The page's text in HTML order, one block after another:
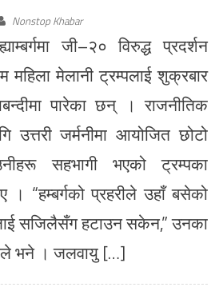
Nonstop Khabar
जी–२० विरुद्ध प्रदर्शन
मेलानी ट्रम्पलाई शुक्रबार
पारेका छन् । राजनीतिक
उत्तरी जर्मनीमा आयोजित छोटो
सहभागी भएको ट्रम्पका
। “हम्बर्गको प्रहरीले उहाँ बसेको
सजिलैसँग हटाउन सकेन,” उनका
भने । जलवायु […]